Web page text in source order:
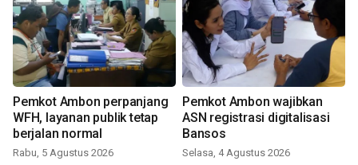
Pemkot Ambon perpanjang
WFH, layanan publik tetap
berjalan normal
Rabu, 5 Agustus 2026
Pemkot Ambon wajibkan
ASN registrasi digitalisasi
Bansos
Selasa, 4 Agustus 2026